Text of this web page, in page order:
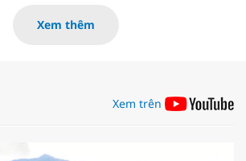
Xem thêm
Xem trên